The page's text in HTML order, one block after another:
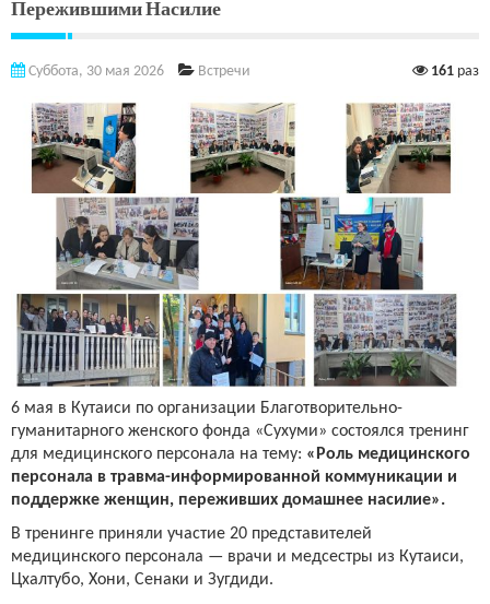
Пережившими Насилие
Суббота, 30 мая 2026 Встречи 161 раз
6 мая в Кутаиси по организации Благотворительно-
гуманитарного женского фонда «Сухуми» состоялся тренинг
для медицинского персонала на тему: «Роль медицинского
персонала в травма-информированной коммуникации и
поддержке женщин, переживших домашнее насилие».
В тренинге приняли участие 20 представителей
медицинского персонала — врачи и медсестры из Кутаиси,
Цхалтубо, Хони, Сенаки и Зугдиди.